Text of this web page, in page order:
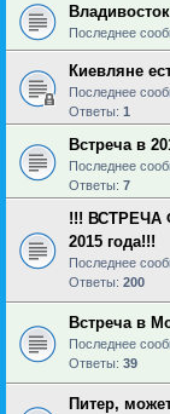
Последнее
Киевляне
Последнее
Ответы: 1
Встреча в
Последнее
Ответы: 7
!!! ВСТРЕЧА
2015 года!!!
Последнее
Ответы: 200
Встреча в
Последнее
Ответы: 39
Питер,